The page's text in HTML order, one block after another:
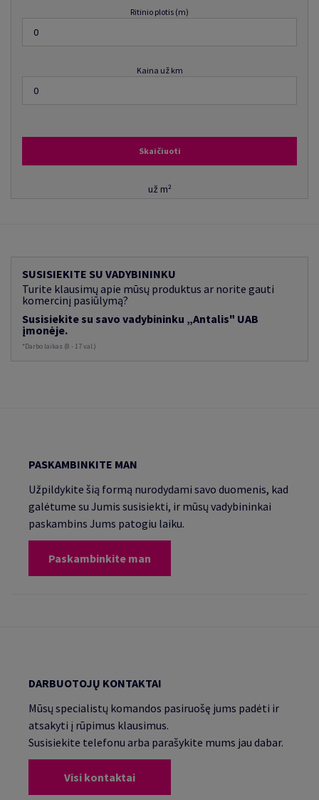
Ritinio plotis (m)
Kaina už km
Skaičiuoti
už m²
SUSISIEKITE SU VADYBININKU
Turite klausimų apie mūsų produktus ar norite gauti
komercinį pasiūlymą?
Susisiekite su savo vadybininku „Antalis" UAB
įmonėje.
*Darbo laikas (8 - 17 val.)
PASKAMBINKITE MAN
Užpildykite šią formą nurodydami savo duomenis, kad
galėtume su Jumis susisiekti, ir mūsų vadybininkai
paskambins Jums patogiu laiku.
Paskambinkite man
DARBUOTOJŲ KONTAKTAI
Mūsų specialistų komandos pasiruošę jums padėti ir
atsakyti į rūpimus klausimus.
Susisiekite telefonu arba parašykite mums jau dabar.
Visi kontaktai